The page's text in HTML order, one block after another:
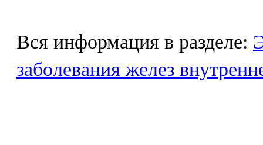
Вся информация в разделе:
заболевания желез